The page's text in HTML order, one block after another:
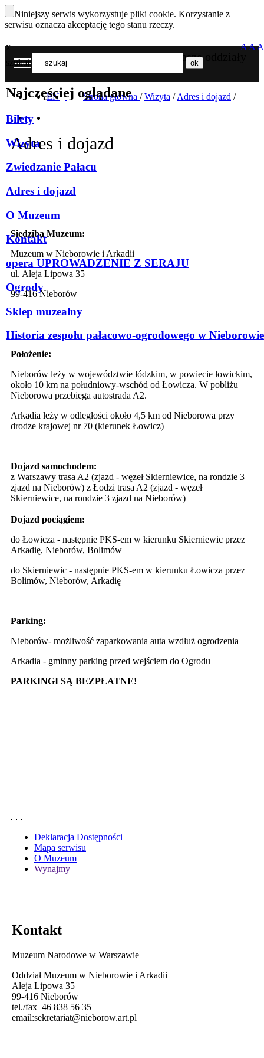
Niniejszy serwis wykorzystuje pliki cookie. Korzystanie z
serwisu oznacza akceptację tego stanu rzeczy.
Nasze oddziały
MENU
x
szukaj
Najczęściej oglądane
Bilety
Wizyta
Zwiedzanie Pałacu
Adres i dojazd
O Muzeum
Kontakt
opera UPROWADZENIE Z SERAJU
Ogrody
Sklep muzealny
Historia zespołu pałacowo-ogrodowego w Nieborowie
AAA
EN Strona główna / Wizyta /Adres i dojazd /
Adres i dojazd
Siedziba Muzeum:
Muzeum w Nieborowie i Arkadii
ul. Aleja Lipowa 35
99-416 Nieborów
Położenie:
Nieborów leży w województwie łódzkim, w powiecie łowickim,
około 10 km na południowy-wschód od Łowicza. W pobliżu
Nieborowa przebiega autostrada A2.
Arkadia leży w odległości około 4,5 km od Nieborowa przy
drodze krajowej nr 70 (kierunek Łowicz)
Dojazd samochodem:
z Warszawy trasa A2 (zjazd - węzeł Skierniewice, na rondzie 3
zjazd na Nieborów) z Łodzi trasa A2 (zjazd - węzeł
Skierniewice, na rondzie 3 zjazd na Nieborów)
Dojazd pociągiem:
do Łowicza - następnie PKS-em w kierunku Skierniewic przez
Arkadię, Nieborów, Bolimów
do Skierniewic - następnie PKS-em w kierunku Łowicza przez
Bolimów, Nieborów, Arkadię
Parking:
Nieborów- możliwość zaparkowania auta wzdłuż ogrodzenia
Arkadia - gminny parking przed wejściem do Ogrodu
PARKINGI SĄ BEZPŁATNE!
Deklaracja Dostępności
Mapa serwisu
O Muzeum
Wynajmy
Kontakt
Muzeum Narodowe w Warszawie
Oddział Muzeum w Nieborowie i Arkadii
Aleja Lipowa 35
99-416 Nieborów
tel./fax 46 838 56 35
email:sekretariat@nieborow.art.pl